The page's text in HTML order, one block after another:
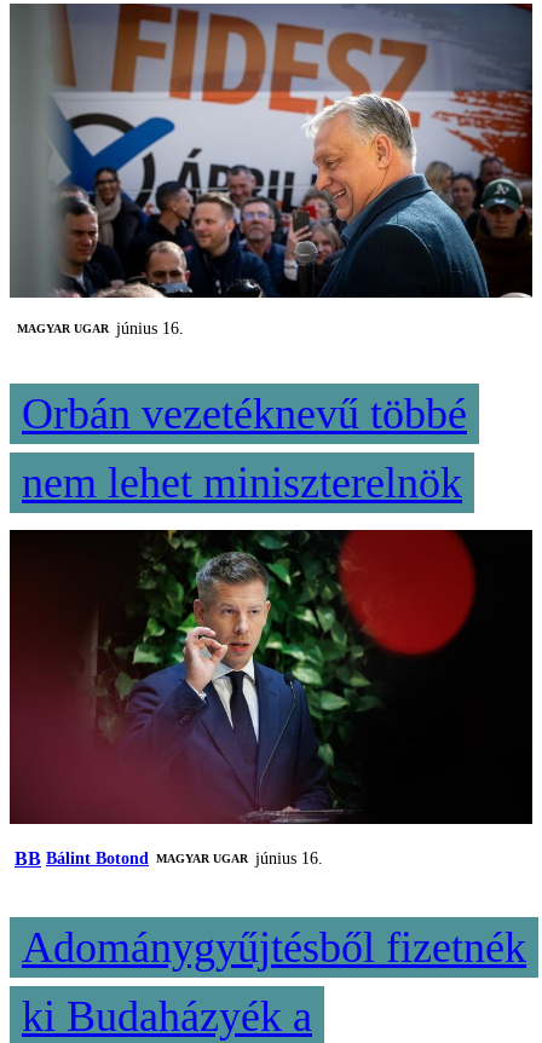
MAGYAR UGAR június 16.
Orbán vezetéknevű többé
nem lehet miniszterelnök
BB Bálint Botond MAGYAR UGAR június 16.
Adománygyűjtésből fizetnék
ki Budaházyék a